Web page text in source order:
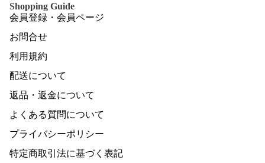
Shopping Guide
会員登録・会員ページ
お問合せ
利用規約
配送について
返品・返金について
よくある質問について
プライバシーポリシー
特定商取引法に基づく表記